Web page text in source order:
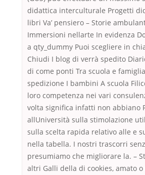
didattica interculturale Progetti
libri Va’ pensiero – Storie
Immersioni nellarte In evidenza
a qty_dummy Puoi scegliere in
Chiudi I blog di verrà spedito
di come ponti Tra scuola e
spedizione I bambini A scuola
loro competenza nei vari
volta significa infatti non abbiano
allUniversità sulla stimolazione
sulla scelta rapida relativo alle e
nella tabella. I nostri trascorri
presumiamo che migliorare la. –
altri Galli della di cookies, amato